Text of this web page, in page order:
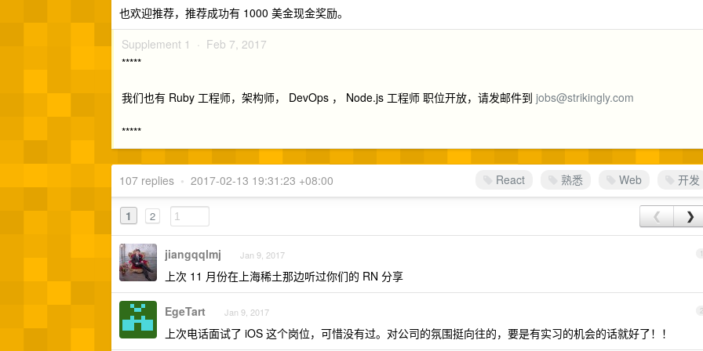
也欢迎推荐，推荐成功有 1000 美金现金奖励。
Supplement 1 · Feb 7, 2017
*****
我们也有 Ruby 工程师，架构师， DevOps ， Node.js 工程师 职位开放，请发邮件到 jobs@strikingly.com
*****
React 熟悉 Web 开发
107 replies • 2017-02-13 19:31:23 +08:00
1 2 ❮ ❯
1
jiangqqlmj Jan 9, 2017
上次 11 月份在上海稀土那边听过你们的 RN 分享
2
EgeTart Jan 9, 2017
上次电话面试了 iOS 这个岗位，可惜没有过。对公司的氛围挺向往的，要是有实习的机会的话就好了！！